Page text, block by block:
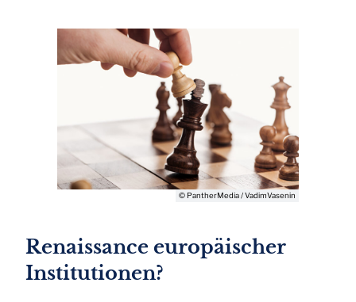
© PantherMedia / VadimVasenin
Renaissance europäischer
Institutionen?